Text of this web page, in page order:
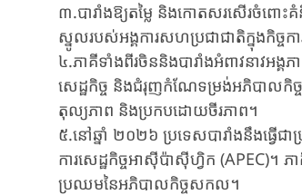
៣.បារាំងឱ្យតម្លៃ និងកោតសរសើរចំពោ
ស្នូលរបស់អង្គការសហប្រជាជាតិក្នុងកិច្ចកា
៤.ភាគីទាំងពីរចិននិងបារាំងអំពាវនាវអង្
សេដ្ឋកិច្ច និងជំរុញកំណែទម្រង់អភិបាលកិច្ចផ្
តុល្យភាព និងប្រកបដោយចីរភាព។
៥.នៅឆ្នាំ ២០២៦ ប្រទេសបារាំងនឹងធ្វើជ
ការសេដ្ឋកិច្ចអាស៊ីប៉ាស៊ីហ្វិក (APEC)។ ភ
ប្រឈមនៃអភិបាលកិច្ចសកល។